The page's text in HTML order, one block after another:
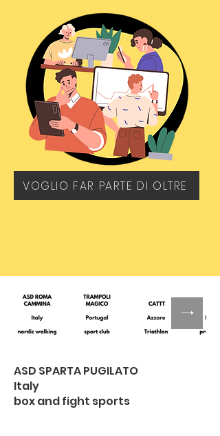
VOGLIO FAR PARTE DI OLTRE
ASD SPARTA PUGILATO
Italy
box and fight sports